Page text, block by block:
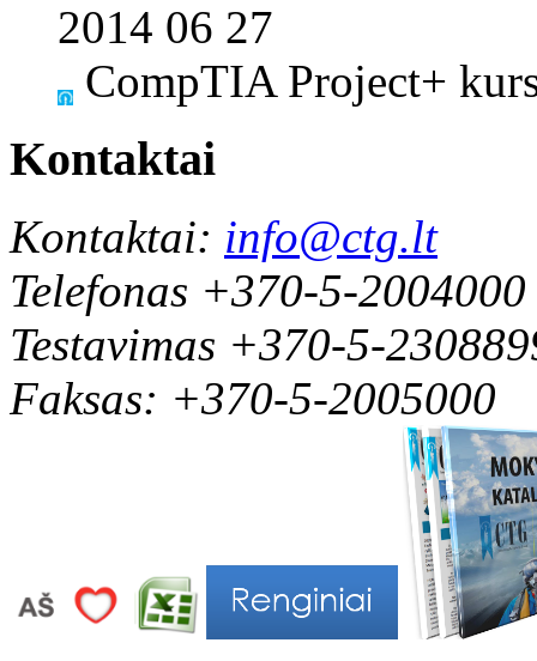
2014 06 27
CompTIA Project+
Kontaktai
Kontaktai: info@ctg.lt
Telefonas +370-5-2004000
Testavimas +370-5-
Faksas: +370-5-2005000